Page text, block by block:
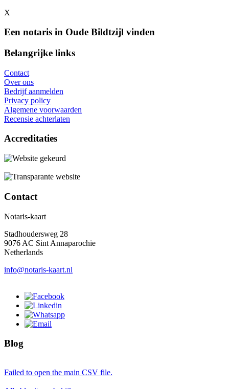
X
Een notaris in Oude Bildtzijl vinden
Belangrijke links
Contact
Over ons
Bedrijf aanmelden
Privacy policy
Algemene voorwaarden
Recensie achterlaten
Accreditaties
Contact
Notaris-kaart
Stadhoudersweg 28
9076 AC Sint Annaparochie
Netherlands
info@notaris-kaart.nl
Blog
Failed to open the main CSV file.